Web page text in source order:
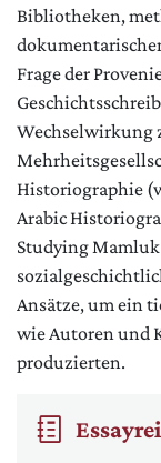
Bibliotheken,
Frage der
Wechselwirkung
Historiographie
Arabic
Studying
Ansätze, um ein
wie Autoren und
produzierten.